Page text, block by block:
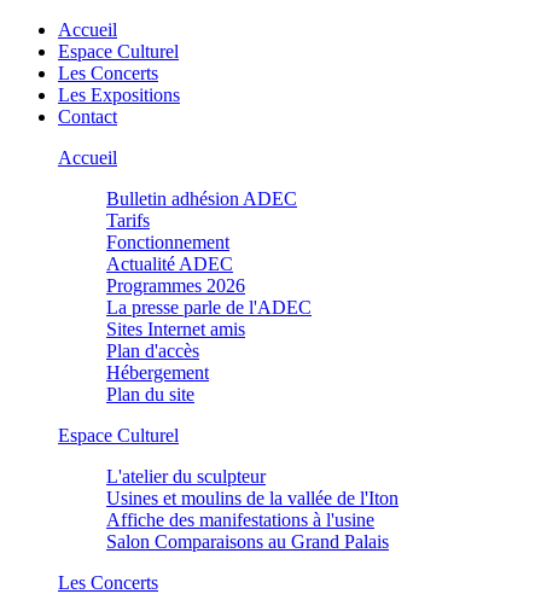
Accueil
Espace Culturel
Les Concerts
Les Expositions
Contact
Accueil
Bulletin adhésion ADEC
Tarifs
Fonctionnement
Actualité ADEC
Programmes 2026
La presse parle de l'ADEC
Sites Internet amis
Plan d'accès
Hébergement
Plan du site
Espace Culturel
L'atelier du sculpteur
Usines et moulins de la vallée de l'Iton
Affiche des manifestations à l'usine
Salon Comparaisons au Grand Palais
Les Concerts